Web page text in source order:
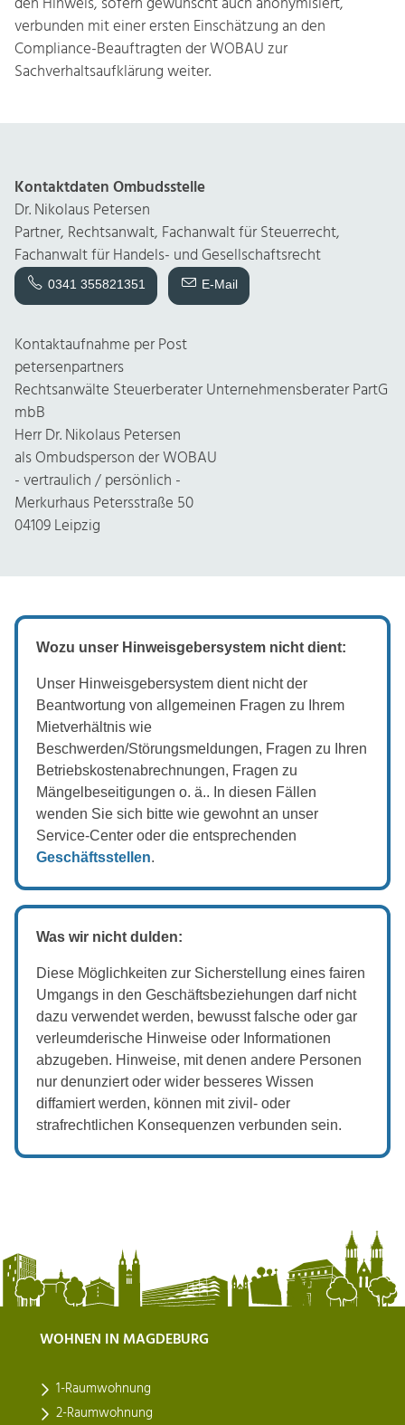
verbunden mit einer ersten Einschätzung an den
Compliance-Beauftragten der WOBAU zur
Sachverhaltsaufklärung weiter.
Kontaktdaten Ombudsstelle
Dr. Nikolaus Petersen
Partner, Rechtsanwalt, Fachanwalt für Steuerrecht,
Fachanwalt für Handels- und Gesellschaftsrecht
0341 355821351 E-Mail
Kontaktaufnahme per Post
petersenpartners
Rechtsanwälte SteuerberaterUnternehmensberaterPartG
mbB
Herr Dr. Nikolaus Petersen
als Ombudsperson der WOBAU
- vertraulich / persönlich -
Merkurhaus Petersstraße 50
04109 Leipzig
Wozu unser Hinweisgebersystem nicht dient:
Unser Hinweisgebersystem dient nicht der
Beantwortung von allgemeinen Fragen zu Ihrem
Mietverhältnis wie
Beschwerden/Störungsmeldungen, Fragen zu Ihren
Betriebskostenabrechnungen, Fragen zu
Mängelbeseitigungen o. ä.. In diesen Fällen
wenden Sie sich bitte wie gewohnt an unser
Service-Center oder die entsprechenden
Geschäftsstellen.
Was wir nicht dulden:
Diese Möglichkeiten zur Sicherstellung eines fairen
Umgangs in den Geschäftsbeziehungen darf nicht
dazu verwendet werden, bewusst falsche oder gar
verleumderische Hinweise oder Informationen
abzugeben. Hinweise, mit denen andere Personen
nur denunziert oder wider besseres Wissen
diffamiert werden, können mit zivil- oder
strafrechtlichen Konsequenzen verbunden sein.
WOHNEN IN MAGDEBURG
1-Raumwohnung
2-Raumwohnung